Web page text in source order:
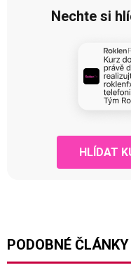
Nechte si
HLÍDAT
PODOBNÉ ČLÁNKY